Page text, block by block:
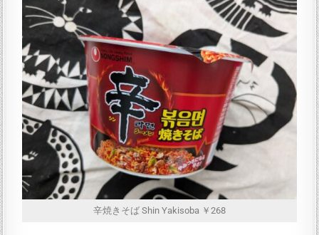
辛焼きそば Shin Yakisoba ￥268